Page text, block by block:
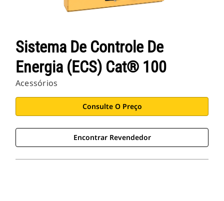
Aplicativos Cat
Sistema De Controle De
Energia (ECS) Cat® 100
Acessórios
Consulte O Preço
Encontrar Revendedor